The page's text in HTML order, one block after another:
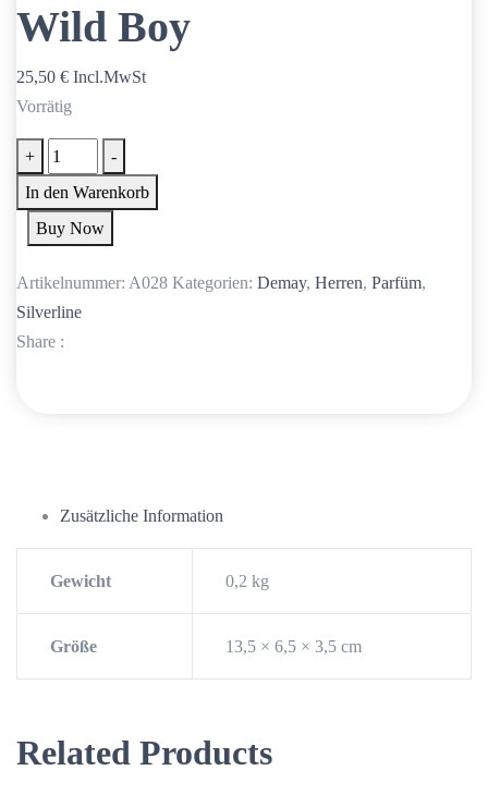
Wild Boy
25,50 € Incl.MwSt
Vorrätig
+
Wild
Boy
Menge
-
In den Warenkorb
Buy Now
Artikelnummer: A028 Kategorien: Demay, Herren, Parfüm,
Silverline
Share :
Zusätzliche Information
Gewicht 0,2 kg
Größe 13,5 × 6,5 × 3,5 cm
Related Products